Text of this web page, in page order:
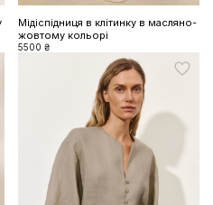
Мідіспідниця в клітинку в масляно-
жовтому кольорі
5500 ₴